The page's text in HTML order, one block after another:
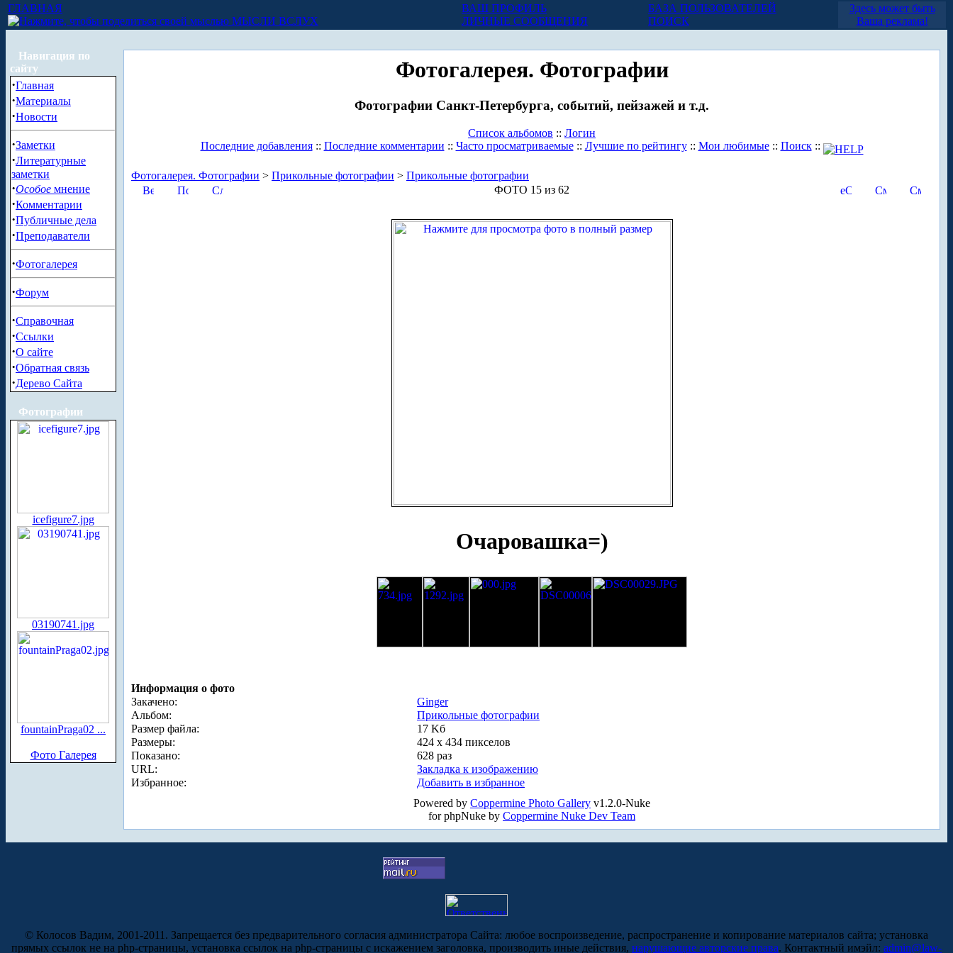
ГЛАВНАЯ
МЫСЛИ ВСЛУХ
ВАШ ПРОФИЛЬ
ЛИЧНЫЕ СООБЩЕНИЯ
БАЗА ПОЛЬЗОВАТЕЛЕЙ
ПОИСК
Здесь может быть
Ваша реклама!
Навигация по
сайту
·Главная
·Материалы
·Новости
·Заметки
·Литературные
заметки
·Особое мнение
·Комментарии
·Публичные дела
·Преподаватели
·Фотогалерея
·Форум
·Справочная
·Ссылки
·О сайте
·Обратная связь
·Дерево Сайта
Фотографии
icefigure7.jpg
03190741.jpg
fountainPraga02 ...
Фото Галерея
Фотогалерея. Фотографии
Фотографии Санкт-Петербурга, событий, пейзажей и т.д.
Список альбомов :: Логин
Последние добавления:: Последние комментарии :: Часто просматриваемые:: Лучшие по рейтингу:: Мои любимые:: Поиск::
Фотогалерея. Фотографии > Прикольные фотографии > Прикольные фотографии
ФОТО 15 из 62
Очаровашка=)
Информация о фото
Закачено:
Ginger
Альбом:
Прикольные фотографии
Размер файла:
17 Kб
Размеры:
424 x 434 пикселов
Показано:
628 раз
URL:
Закладка к изображению
Избранное:
Добавить в избранное
Powered by Coppermine Photo Gallery v1.2.0-Nuke
for phpNuke by Coppermine Nuke Dev Team
© Колосов Вадим, 2001-2011. Запрещается без предварительного согласия администратора Сайта: любое воспроизведение, распространение и копирование материалов сайта; установка
прямых ссылок не на php-страницы, установка ссылок на php-страницы с искажением заголовка, производить иные действия, нарушающие авторские права. Контактный имэйл: admin@law-